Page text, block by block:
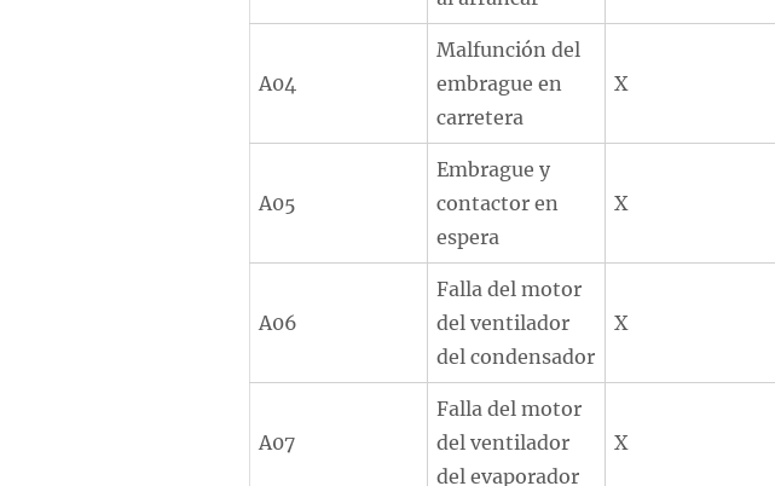
A04
Malfunción del
embrague en
carretera
X
A05
Embrague y
contactor en
espera
X
A06
Falla del motor
del ventilador
del condensador
X
A07
Falla del motor
del ventilador
del evaporador
X